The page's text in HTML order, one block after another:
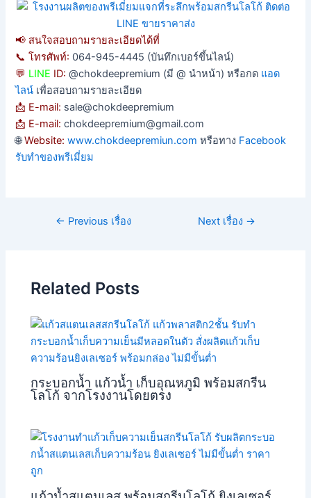
📢 สนใจสอบถามรายละเอียดได้ที่
📞 โทรศัพท์: 064-945-4445 (บันทึกเบอร์ขึ้นไลน์)
💬 LINE ID: @chokdeepremium (มี @ นำหน้า) หรือกด แอด
ไลน์ เพื่อสอบถามรายละเอียด
📩 E-mail: sale@chokdeepremium
📩 E-mail: chokdeepremium@gmail.com
🌐Website:www.chokdeepremiun.com หรือทาง Facebook
รับทำของพรีเมี่ยม
← Previous เรื่อง Next เรื่อง →
Related Posts
กระบอกน้ำ แก้วน้ำ เก็บอุณหภูมิ พร้อมสกรีน
โลโก้ จากโรงงานโดยตรง